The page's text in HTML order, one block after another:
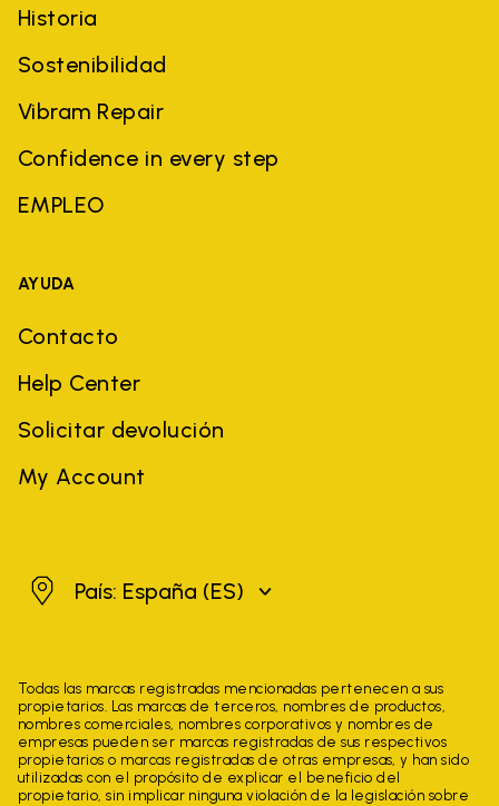
Historia
Sostenibilidad
Vibram Repair
Confidence in every step
EMPLEO
AYUDA
Contacto
Help Center
Solicitar devolución
My Account
EspañaPaís: España (ES)
Todas las marcas registradas mencionadas pertenecen a sus
propietarios. Las marcas de terceros, nombres de productos,
nombres comerciales, nombres corporativos y nombres de
empresas pueden ser marcas registradas de sus respectivos
propietarios o marcas registradas de otras empresas, y han sido
utilizadas con el propósito de explicar el beneficio del
propietario, sin implicar ninguna violación de la legislación sobre